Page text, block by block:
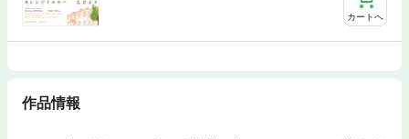
カートへ
作品情報